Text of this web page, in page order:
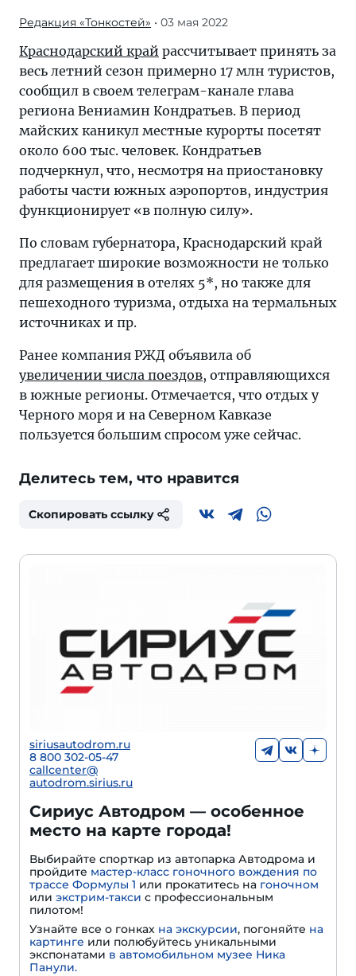
Редакция «Тонкостей» • 03 мая 2022
Краснодарский край рассчитывает принять за
весь летний сезон примерно 17 млн туристов,
сообщил в своем телеграм-канале глава
региона Вениамин Кондратьев. В период
майских каникул местные курорты посетят
около 600 тыс. человек. Кондратьев
подчеркнул, что, несмотря на приостановку
работы части южных аэропортов, индустрия
функционирует «в полную силу».
По словам губернатора, Краснодарский край
предлагает широкие возможности не только
для размещения в отелях 5*, но также для
пешеходного туризма, отдыха на термальных
источниках и пр.
Ранее компания РЖД объявила об
увеличении числа поездов, отправляющихся
в южные регионы. Отмечается, что отдых у
Черного моря и на Северном Кавказе
пользуется большим спросом уже сейчас.
Делитесь тем, что нравится
Скопировать ссылку
siriusautodrom.ru
8 800 302-05-47
callcenter@
autodrom.sirius.ru
Сириус Автодром — особенное
место на карте города!
Выбирайте спорткар из автопарка Автодрома и
пройдите мастер-класс гоночного вождения по
трассе Формулы 1 или прокатитесь на гоночном
или экстрим-такси с профессиональным
пилотом!
Узнайте все о гонках на экскурсии, погоняйте на
картинге или полюбуйтесь уникальными
экспонатами в автомобильном музее Ника
Панули.